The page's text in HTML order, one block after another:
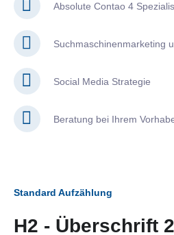
Absolute Contao 4
Suchmaschinenmarketing
Social Media Strategie
Beratung bei Ihrem
Standard Aufzählung
H2 - Überschrift 2